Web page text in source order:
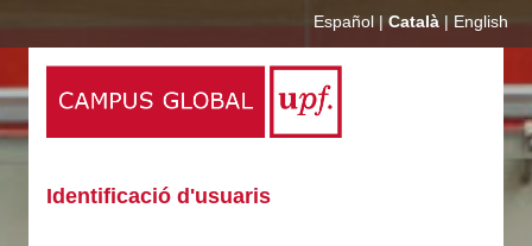
Español | Català | English
Identificació d'usuaris